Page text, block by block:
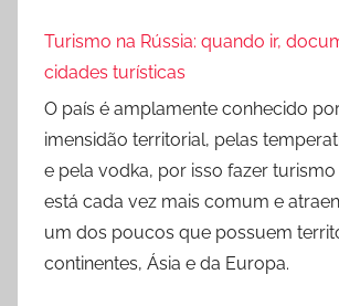
Turismo na Rússia: quando ir,
cidades turísticas
O país é amplamente conhecido
imensidão territorial, pelas
e pela vodka, por isso fazer turismo
está cada vez mais comum e
um dos poucos que possuem
continentes, Ásia e da Europa.